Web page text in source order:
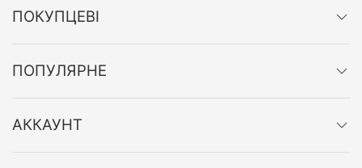
ПОКУПЦЕВІ
ПОПУЛЯРНЕ
АККАУНТ